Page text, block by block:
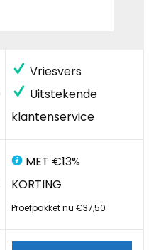
Vriesvers
Uitstekende
klantenservice
MET €13%
KORTING
Proefpakket nu €37,50